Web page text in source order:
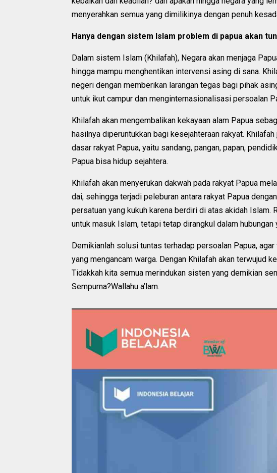
menyerahkan semua yang dimilikinya dengan penuh
Hanya dengan sistem Islam problem di papua akan
Dalam sistem Islam (Khilafah), Negara akan menjaga
hingga mampu menghentikan intervensi asing di sana.
negeri dengan memberikan larangan tegas bagi pihak
untuk ikut campur dan menginternasionalisasi persoalan
Khilafah akan mengembalikan kekayaan alam Papua
hasilnya diperuntukkan bagi kesejahteraan rakyat.
dasar rakyat Papua, yaitu sandang, pangan, papan,
Papua bisa hidup sejahtera.
Khilafah akan menyerukan dakwah pada rakyat Papua
dai, sehingga terjadi peleburan antara rakyat Papua
persatuan yang kukuh karena berdiri di atas akidah Islam.
untuk masuk Islam, tetapi tetap dirangkul dalam hubungan
Demikianlah solusi tuntas terhadap persoalan Papua,
yang mengancam warga. Dengan Khilafah akan terwujud
Tidakkah kita semua merindukan sisten yang demikian
Sempurna?Wallahu a’lam.